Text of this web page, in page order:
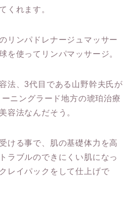
くれます。
リンパドレナージュマッサー
を使ってリンパマッサージ。
法、3代目である山野幹夫氏が
ニングラード地方の琥珀治療
容法なんだそう。
ける事で、肌の基礎体力を高
ラブルのできにくい肌になっ
レイパックをして仕上げで